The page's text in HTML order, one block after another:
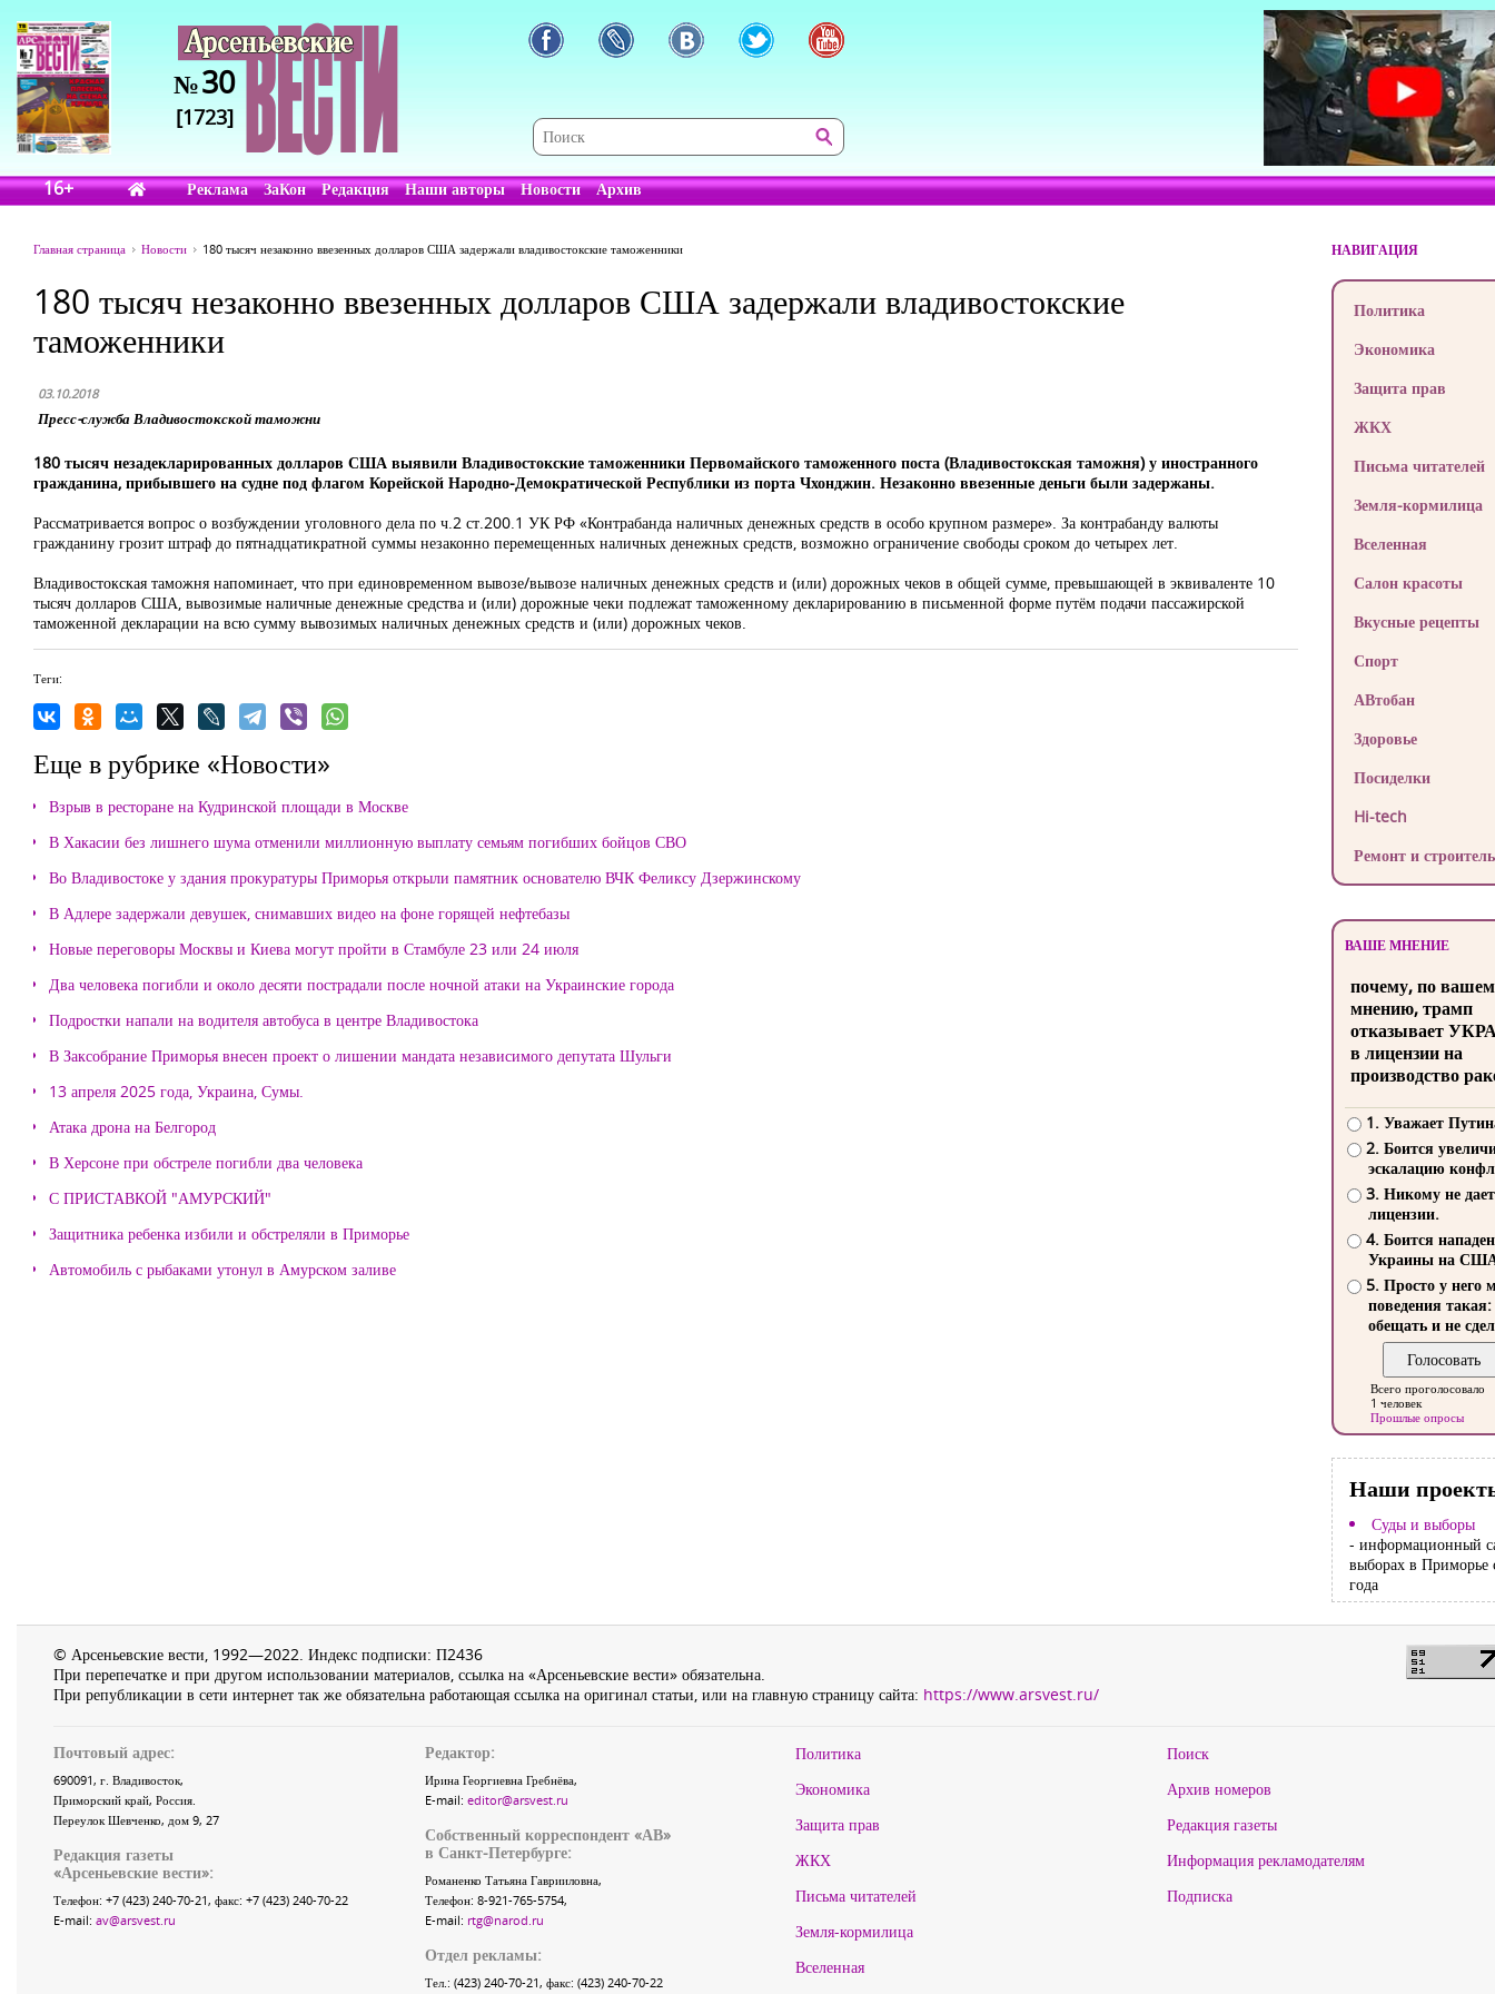
№30
[1723]
16+ Реклама ЗаКон Редакция Наши авторы Новости Архив
Главная страница Новости 180 тысяч незаконно ввезенных долларов США задержали владивостокские таможенники
180 тысяч незаконно ввезенных долларов США задержали владивостокские
таможенники
03.10.2018
Пресс-служба Владивостокской таможни
180 тысяч незадекларированных долларов США выявили Владивостокские таможенники Первомайского таможенного поста (Владивостокская таможня) у иностранного
гражданина, прибывшего на судне под флагом Корейской Народно-Демократической Республики из порта Чхонджин. Незаконно ввезенные деньги были задержаны.
Рассматривается вопрос о возбуждении уголовного дела по ч.2 ст.200.1 УК РФ «Контрабанда наличных денежных средств в особо крупном размере». За контрабанду валюты
гражданину грозит штраф до пятнадцатикратной суммы незаконно перемещенных наличных денежных средств, возможно ограничение свободы сроком до четырех лет.
Владивостокская таможня напоминает, что при единовременном вывозе/вывозе наличных денежных средств и (или) дорожных чеков в общей сумме, превышающей в эквиваленте 10
тысяч долларов США, вывозимые наличные денежные средства и (или) дорожные чеки подлежат таможенному декларированию в письменной форме путём подачи пассажирской
таможенной декларации на всю сумму вывозимых наличных денежных средств и (или) дорожных чеков.
Теги:
Еще в рубрике «Новости»
Взрыв в ресторане на Кудринской площади в Москве
В Хакасии без лишнего шума отменили миллионную выплату семьям погибших бойцов СВО
Во Владивостоке у здания прокуратуры Приморья открыли памятник основателю ВЧК Феликсу Дзержинскому
В Адлере задержали девушек, снимавших видео на фоне горящей нефтебазы
Новые переговоры Москвы и Киева могут пройти в Стамбуле 23 или 24 июля
Два человека погибли и около десяти пострадали после ночной атаки на Украинские города
Подростки напали на водителя автобуса в центре Владивостока
В Заксобрание Приморья внесен проект о лишении мандата независимого депутата Шульги
13 апреля 2025 года, Украина, Сумы.
Атака дрона на Белгород
В Херсоне при обстреле погибли два человека
С ПРИСТАВКОЙ "АМУРСКИЙ"
Защитника ребенка избили и обстреляли в Приморье
Автомобиль с рыбаками утонул в Амурском заливе
НАВИГАЦИЯ
Политика
Экономика
Защита прав
ЖКХ
Письма читателей
Земля-кормилица
Вселенная
Салон красоты
Вкусные рецепты
Спорт
АВтобан
Здоровье
Посиделки
Hi-tech
Ремонт и
ВАШЕ МНЕНИЕ
почему, по
мнению, трамп
отказывает
в лицензии на
производство
1. Уважает
2. Боится
эскалацию
3. Никому не
лицензии.
4. Боится
Украины на
5. Просто у него
поведения такая:
обещать и не
Всего проголосовало
1 человек
Прошлые опросы
Наши
Суды и выборы
- информационный
выборах в Приморье
года
© Арсеньевские вести, 1992—2022. Индекс подписки: П2436
При перепечатке и при другом использовании материалов, ссылка на «Арсеньевские вести» обязательна.
При републикации в сети интернет так же обязательна работающая ссылка на оригинал статьи, или на главную страницу сайта: https://www.arsvest.ru/
Почтовый адрес:
690091, г. Владивосток,
Приморский край, Россия.
Переулок Шевченко, дом 9, 27
Редакция газеты
«Арсеньевские вести»:
Телефон: +7 (423) 240-70-21, факс: +7 (423) 240-70-22
E-mail: av@arsvest.ru
Редактор:
Ирина Георгиевна Гребнёва,
E-mail: editor@arsvest.ru
Собственный корреспондент «АВ»
в Санкт-Петербурге:
Романенко Татьяна Гаврииловна,
Телефон: 8-921-765-5754,
E-mail: rtg@narod.ru
Отдел рекламы:
Тел.: (423) 240-70-21, факс: (423) 240-70-22
Политика
Экономика
Защита прав
ЖКХ
Письма читателей
Земля-кормилица
Вселенная
Поиск
Архив номеров
Редакция газеты
Информация рекламодателям
Подписка